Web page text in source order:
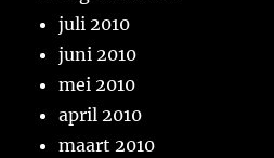
juli 2010
juni 2010
mei 2010
april 2010
maart 2010